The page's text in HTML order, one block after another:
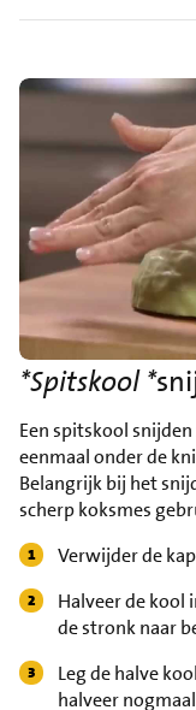
*Spitskool *
Een spitskool
eenmaal onder de
Belangrijk bij het
scherp koksmes
Verwijder de
Halveer de kool
de stronk naar
Leg de halve
halveer